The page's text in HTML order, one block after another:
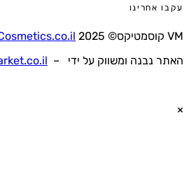
אחרינו
VMCosmetics.co.il
נבנה ומשווק על ידי –inMarket.co.il